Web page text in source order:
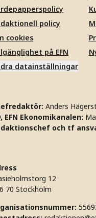
policy
cookies
på EFN
datainställningar
Anders
EFN Ekonomikanalen:
och tf
12
70 Stockholm